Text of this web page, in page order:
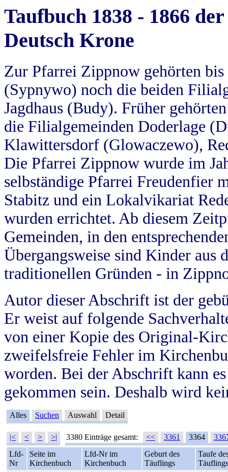
Taufbuch 1838 - 1866
Deutsch Krone
Zur Pfarrei Zippnow gehörten
(Sypnywo) noch die beiden
Jagdhaus (Budy). Früher
die Filialgemeinden Doderlage
Klawittersdorf (Glowaczewo),
Die Pfarrei Zippnow wurde im
selbständige Pfarrei Freudenfier
Stabitz und ein Lokalvikariat
wurden errichtet. Ab diesem
Gemeinden, in den
Übergangsweise sind Kinder aus
traditionellen Gründen - in
Autor dieser Abschrift ist der
Er weist auf folgende
von einer Kopie des Original-
zweifelsfreie Fehler im
worden. Bei der Abschrift kann
gekommen sein. Deshalb wird
Alles Suchen Auswahl Detail
|< < > >| 3380 Einträge gesamt: << 3361 3364
Lfd-
Nr
Seite im
Kirchenbuch
Lfd-Nr im
Kirchenbuch
Geburt des
Täuflings
Taufe
Täuflings